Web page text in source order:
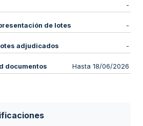
-
de lotes -
adjudicados -
documentos Hasta 18/06/2026